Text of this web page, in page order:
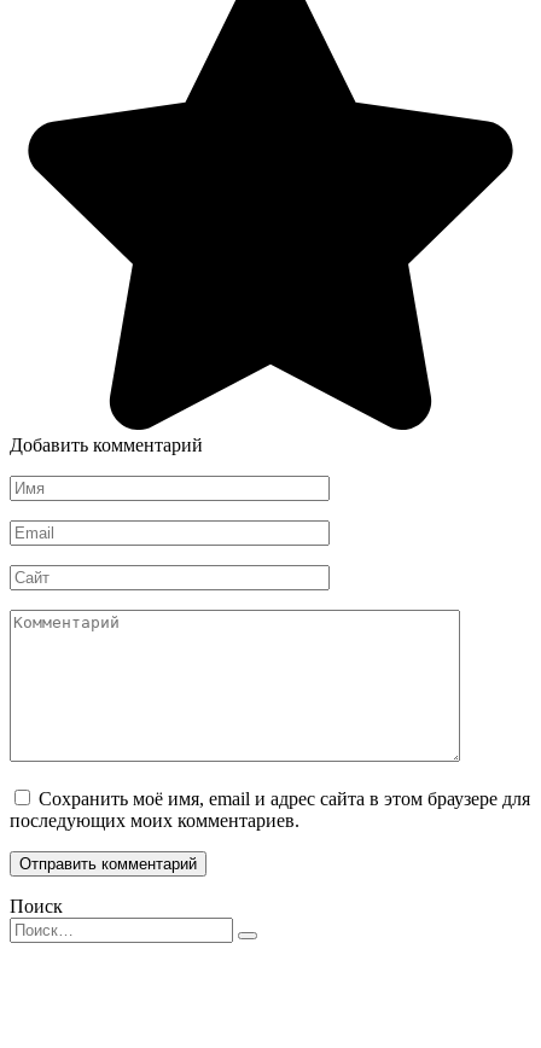
Добавить комментарий
Имя
*
Email
*
Сайт
Комментарий
Сохранить моё имя, email и адрес сайта в этом браузере для
последующих моих комментариев.
Поиск
Search
for: